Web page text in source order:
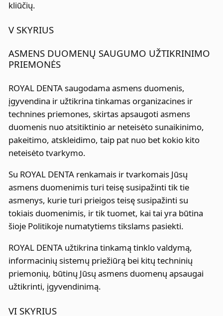
kliūčių.
V SKYRIUS
ASMENS DUOMENŲ SAUGUMO UŽTIKRINIMO
PRIEMONĖS
ROYAL DENTA saugodama asmens duomenis,
įgyvendina ir užtikrina tinkamas organizacines ir
technines priemones, skirtas apsaugoti asmens
duomenis nuo atsitiktinio ar neteisėto sunaikinimo,
pakeitimo, atskleidimo, taip pat nuo bet kokio kito
neteisėto tvarkymo.
Su ROYAL DENTA renkamais ir tvarkomais Jūsų
asmens duomenimis turi teisę susipažinti tik tie
asmenys, kurie turi prieigos teisę susipažinti su
tokiais duomenimis, ir tik tuomet, kai tai yra būtina
šioje Politikoje numatytiems tikslams pasiekti.
ROYAL DENTA užtikrina tinkamą tinklo valdymą,
informacinių sistemų priežiūrą bei kitų techninių
priemonių, būtinų Jūsų asmens duomenų apsaugai
užtikrinti, įgyvendinimą.
VI SKYRIUS